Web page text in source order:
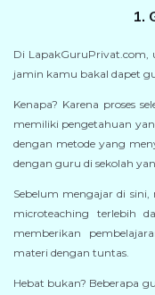
1.
Di LapakGuruPrivat.com,
jamin kamu bakal dapet
Kenapa? Karena proses
memiliki pengetahuan
dengan metode yang
dengan guru di sekolah
Sebelum mengajar di
microteaching terlebih
memberikan
materi dengan tuntas.
Hebat bukan? Beberapa